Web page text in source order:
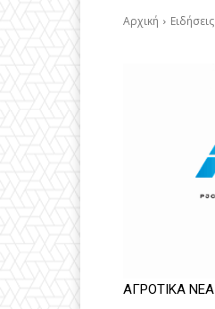
Αρχική Ειδήσεις
ΑΓΡΟΤΙΚΆ ΝΈΑ